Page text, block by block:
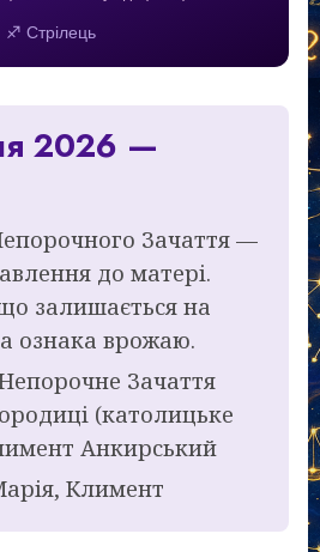
♐ Стрілець
2026 —
Зачаття —
до матері.
залишається на
ознака врожаю.
Зачаття
(католицьке
Анкирський
Климент